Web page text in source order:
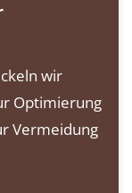
wir
Optimierung
Vermeidung